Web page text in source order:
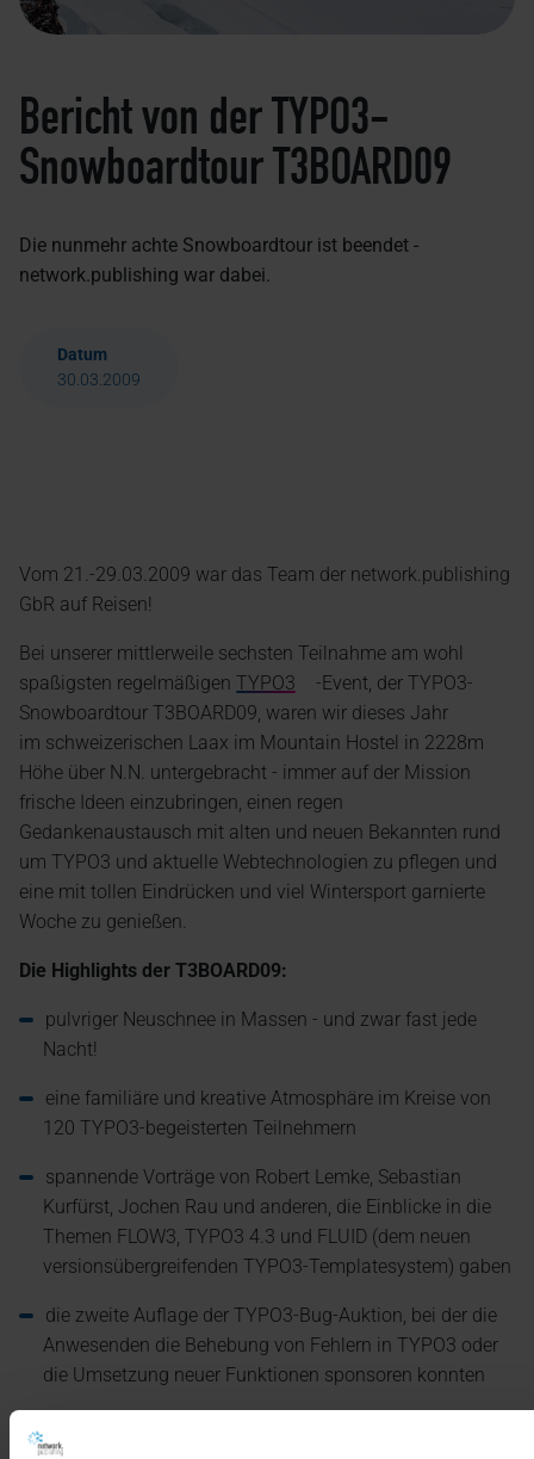
Bericht von der TYPO3-
Snowboardtour T3BOARD09
Die nunmehr achte Snowboardtour ist beendet -
network.publishing war dabei.
Datum
30.03.2009
Vom 21.-29.03.2009 war das Team der network.publishing
GbR auf Reisen!
Bei unserer mittlerweile sechsten Teilnahme am wohl
spaßigsten regelmäßigen TYPO3
-Event, der TYPO3-
Snowboardtour T3BOARD09, waren wir dieses Jahr
im schweizerischen Laax im Mountain Hostel in 2228m
Höhe über N.N. untergebracht - immer auf der Mission
frische Ideen einzubringen, einen regen
Gedankenaustausch mit alten und neuen Bekannten rund
um TYPO3 und aktuelle Webtechnologien zu pflegen und
eine mit tollen Eindrücken und viel Wintersport garnierte
Woche zu genießen.
Die Highlights der T3BOARD09:
pulvriger Neuschnee in Massen - und zwar fast jede
Nacht!
eine familiäre und kreative Atmosphäre im Kreise von
120 TYPO3-begeisterten Teilnehmern
spannende Vorträge von Robert Lemke, Sebastian
Kurfürst, Jochen Rau und anderen, die Einblicke in die
Themen FLOW3, TYPO3 4.3 und FLUID (dem neuen
versionsübergreifenden TYPO3-Templatesystem) gaben
die zweite Auflage der TYPO3-Bug-Auktion, bei der die
Anwesenden die Behebung von Fehlern in TYPO3 oder
die Umsetzung neuer Funktionen sponsoren konnten
Ausgabe zu Ausgabe professioneller und witziger